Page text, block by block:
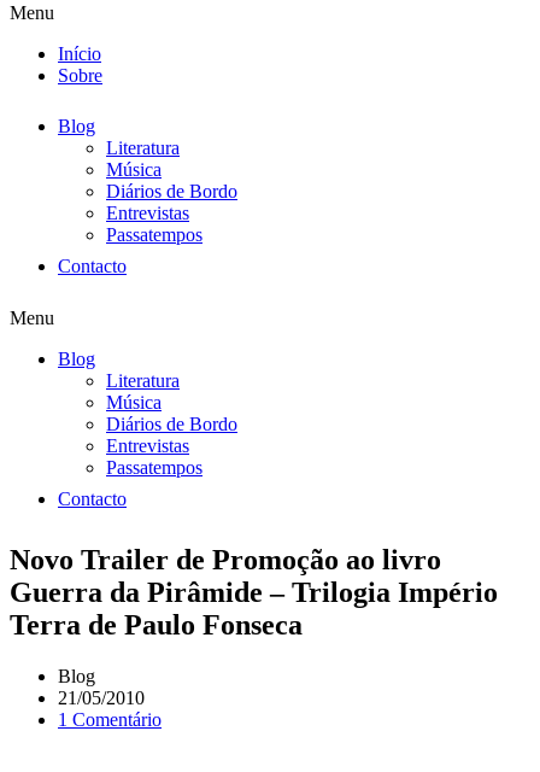
Menu
Início
Sobre
Blog
Literatura
Música
Diários de Bordo
Entrevistas
Passatempos
Contacto
Menu
Blog
Literatura
Música
Diários de Bordo
Entrevistas
Passatempos
Contacto
Novo Trailer de Promoção ao livro
Guerra da Pirâmide – Trilogia Império
Terra de Paulo Fonseca
Blog
21/05/2010
1 Comentário